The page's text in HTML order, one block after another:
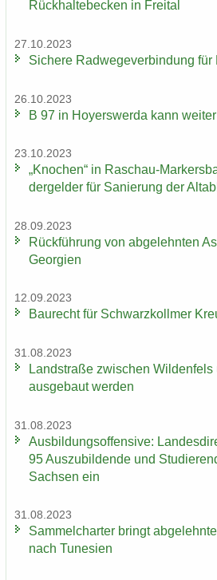
Rück­hal­te­be­cken in Frei­tal
27.10.2023
Si­che­re Rad­we­ge­ver­bin­dung für
26.10.2023
B 97 in Ho­yers­wer­da kann
23.10.2023
„Kno­chen“ in Raschau-​
der­gel­der für Sa­nie­rung der
28.09.2023
Rück­füh­rung von ab­ge­lehn­ten
Ge­or­gi­en
12.09.2023
Bau­recht für Schwarz­koll­mer
31.08.2023
Land­stra­ße zwi­schen
aus­ge­baut wer­den
31.08.2023
Aus­bil­dungs­of­fen­si­ve:
95 Aus­zu­bil­den­de und
Sach­sen ein
31.08.2023
Sam­mel­char­ter bringt
nach Tu­ne­si­en